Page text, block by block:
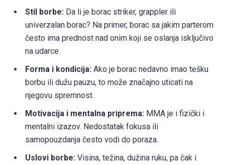
Stil borbe: Da li je borac striker, grappler ili
univerzalan borac? Na primer, borac sa jakim parterom
često ima prednost nad onim koji se oslanja isključivo
na udarce.
Forma i kondicija: Ako je borac nedavno imao tešku
borbu ili dužu pauzu, to može značajno uticati na
njegovu spremnost.
Motivacija i mentalna priprema: MMA je i fizički i
mentalni izazov. Nedostatak fokusa ili
samopouzdanja često vodi do poraza.
Uslovi borbe: Visina, težina, dužina ruku, pa čak i